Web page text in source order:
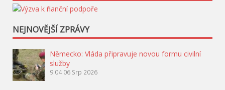
NEJNOVĚJŠÍ ZPRÁVY
Německo: Vláda připravuje novou formu civilní
služby
9:04 06 Srp 2026